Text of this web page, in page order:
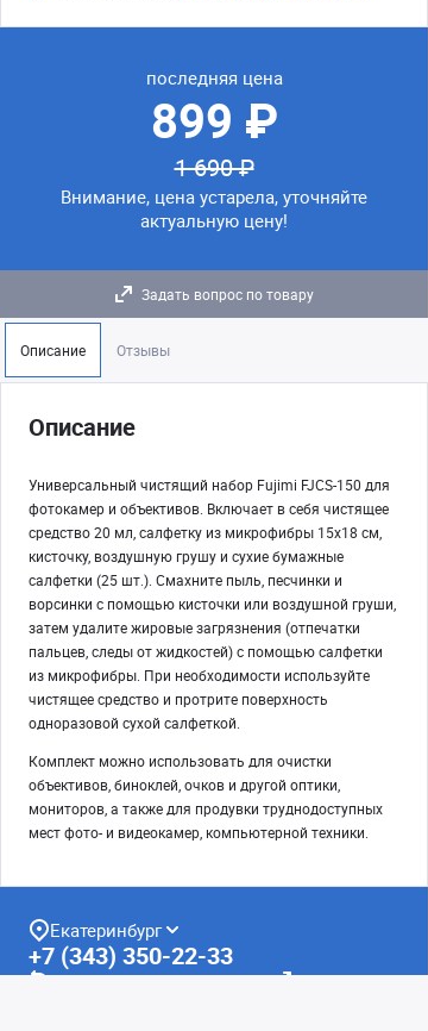
последняя цена
899 ₽
1 690 ₽
Внимание, цена устарела, уточняйте
актуальную цену!
Задать вопрос по товару
Описание Отзывы
Описание
Универсальный чистящий набор Fujimi FJCS-150 для
фотокамер и объективов. Включает в себя чистящее
средство 20 мл, салфетку из микрофибры 15х18 см,
кисточку, воздушную грушу и сухие бумажные
салфетки (25 шт.). Смахните пыль, песчинки и
ворсинки с помощью кисточки или воздушной груши,
затем удалите жировые загрязнения (отпечатки
пальцев, следы от жидкостей) с помощью салфетки
из микрофибры. При необходимости используйте
чистящее средство и протрите поверхность
одноразовой сухой салфеткой.
Комплект можно использовать для очистки
объективов, биноклей, очков и другой оптики,
мониторов, а также для продувки труднодоступных
мест фото- и видеокамер, компьютерной техники.
Екатеринбург
+7 (343) 350-22-33
Заказать обратный звонок Написать нам